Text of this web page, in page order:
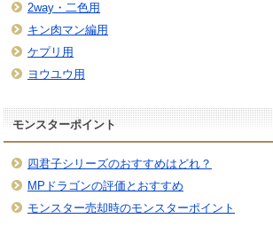
2way・二色用
キン肉マン編用
ケプリ用
ヨウユウ用
モンスターポイント
四君子シリーズのおすすめはどれ？
MPドラゴンの評価とおすすめ
モンスター売却時のモンスターポイント